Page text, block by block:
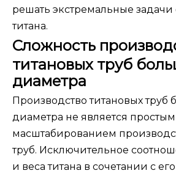
решать экстремальные задачи
титана.
Сложность
титановых труб
диаметра
Производство титановых труб
диаметра не является простым
масштабированием
труб. Исключительное
и веса титана в сочетании с